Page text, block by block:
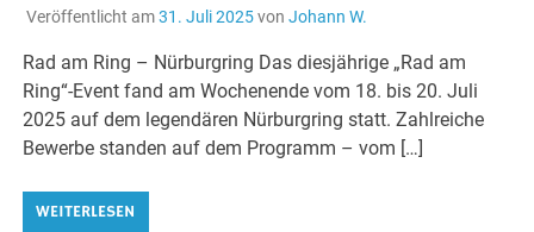
Veröffentlicht am31. Juli 2025von Johann W.
Rad am Ring – Nürburgring Das diesjährige „Rad am
Ring“-Event fand am Wochenende vom 18. bis 20. Juli
2025 auf dem legendären Nürburgring statt. Zahlreiche
Bewerbe standen auf dem Programm – vom […]
WEITERLESEN